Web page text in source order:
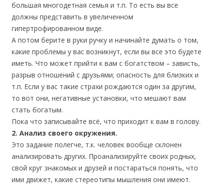
большая многодетная семья и т.п. То есть вы все
должны представить в увеличенном
гипертрофированном виде.
А потом берите в руки ручку и начинайте думать о том,
какие проблемы у вас возникнут, если вы все это будете
иметь. Что может прийти к вам с богатством – зависть,
разрыв отношений с друзьями; опасность для близких и
т.п. Если у вас такие страхи рождаются один за другим,
то вот они, негативные установки, что мешают вам
стать богатым.
Пока что записывайте всё, что приходит к вам в голову.
2. Анализ своего окружения.
Это задание полегче, т.к. человек вообще склонен
анализировать других. Проанализируйте своих родных,
свой круг знакомых и друзей и постараться понять, что
ими движет, какие стереотипы мышления они имеют.